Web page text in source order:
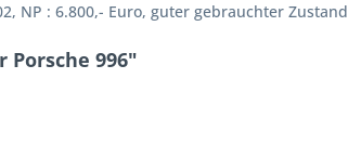
NP : 6.800,- Euro, guter gebrauchter Zustand
996"